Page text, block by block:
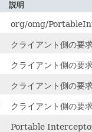
説明
org/omg/
クライアント側の要
クライアント側の要
クライアント側の要
クライアント側の要
Portable